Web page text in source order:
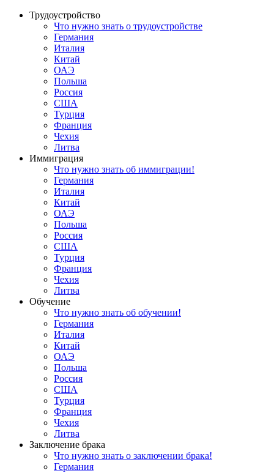
Трудоустройство
Что нужно знать о трудоустройстве
Германия
Италия
Китай
ОАЭ
Польша
Россия
США
Турция
Франция
Чехия
Литва
Иммиграция
Что нужно знать об иммиграции!
Германия
Италия
Китай
ОАЭ
Польша
Россия
США
Турция
Франция
Чехия
Литва
Обучение
Что нужно знать об обучении!
Германия
Италия
Китай
ОАЭ
Польша
Россия
США
Турция
Франция
Чехия
Литва
Заключение брака
Что нужно знать о заключении брака!
Германия